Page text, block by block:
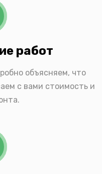
работ
объясняем, что
с вами стоимость и